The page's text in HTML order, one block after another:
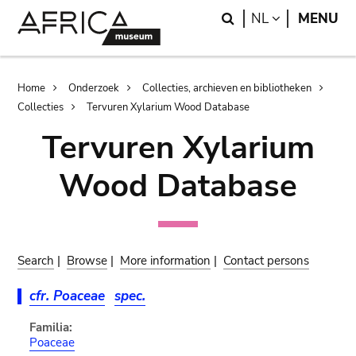
Search
NL LANGUAGE
MENU
Breadcrumb
Home Onderzoek
Collecties, archieven en bibliotheken
Collecties
Tervuren Xylarium Wood Database
Tervuren Xylarium
Wood Database
Search | Browse | More information | Contact persons
cfr. Poaceae spec.
Familia:
Poaceae